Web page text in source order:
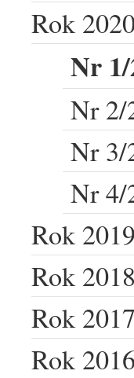
Rok
Nr
Nr 2/
Nr 3/
Nr 4/
Rok 2019
Rok 2018
Rok 2017
Rok 2016